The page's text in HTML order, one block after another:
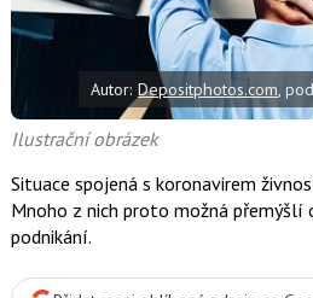
Autor:Depositphotos.com,
Ilustrační obrázek
Situace spojená s koronavirem
Mnoho z nich proto možná přemýšlí
podnikání.